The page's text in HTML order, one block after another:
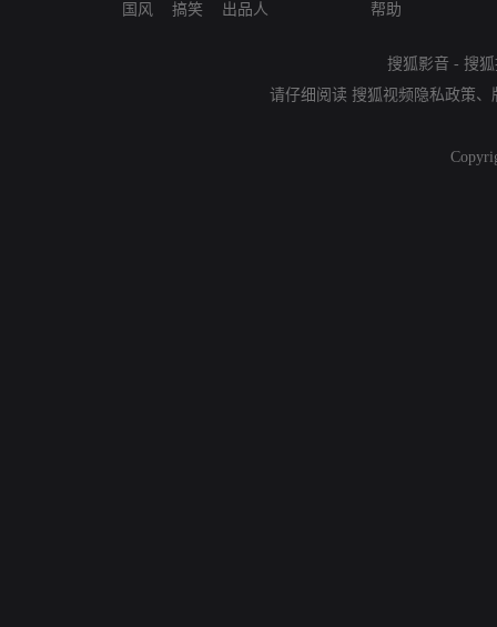
国风
搞笑
出品人
帮助
搜狐影音 - 搜
请仔细阅读 搜狐视频隐私政策、